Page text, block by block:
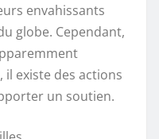
envahissants
globe. Cependant,
il existe des actions
un soutien.